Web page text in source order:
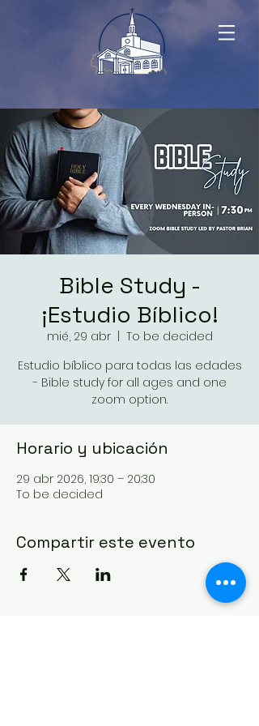
Bible Study -
¡Estudio Bíblico!
mié, 29 abr
  |
To be decided
Estudio bíblico para todas las edades
- Bible study for all ages and one
zoom option.
Horario y ubicación
29 abr 2026, 19:30 – 20:30
To be decided
Compartir este evento